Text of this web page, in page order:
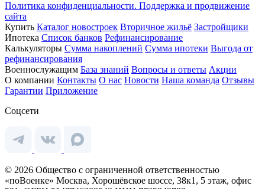
Политика конфиденциальности. Поддержка и продвижение
сайта
Купить Каталог новостроек Вторичное жильё Застройщики
Ипотека Список банков Рефинансирование
Калькуляторы Сумма накоплений Сумма ипотеки Выгода от
рефинансирования
Военнослужащим База знаний Вопросы и ответы Акции
О компании Контакты О нас Новости Наша команда Отзывы
Гарантии Приложение
Соцсети
© 2026 Общество с ограниченной ответственностью
«поВоенке» Москва, Хорошёвское шоссе, 38к1, 5 этаж, офис